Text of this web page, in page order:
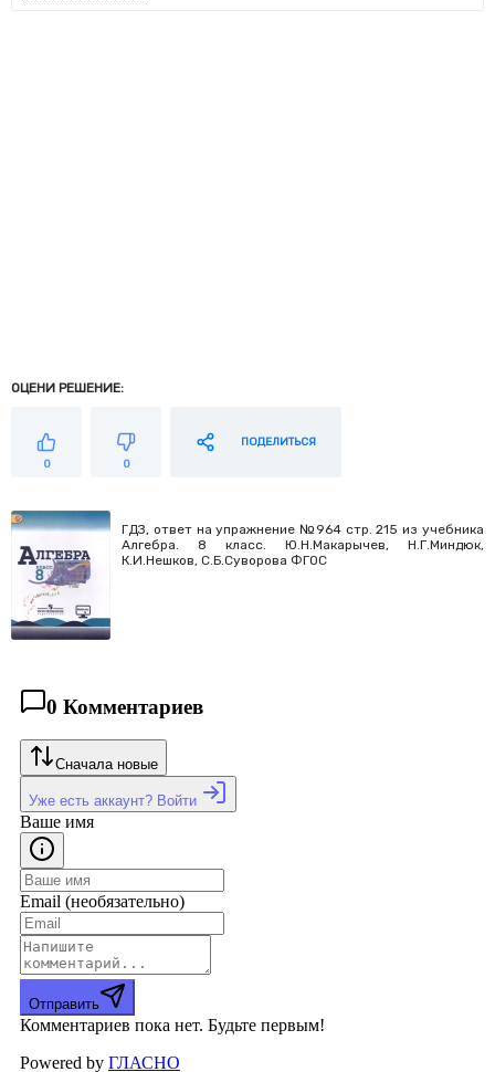
ОЦЕНИ РЕШЕНИЕ:
0 0
ПОДЕЛИТЬСЯ
ГДЗ, ответ на упражнение №964 стр. 215 из учебника
Алгебра. 8 класс. Ю.Н.Макарычев, Н.Г.Миндюк,
К.И.Нешков, С.Б.Суворова ФГОС